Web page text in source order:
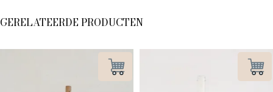
GERELATEERDE PRODUCTEN